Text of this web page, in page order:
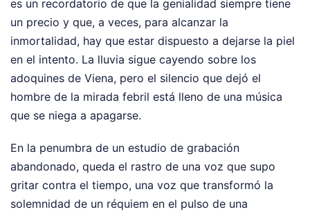
es un recordatorio de que la genialidad siempre tiene
un precio y que, a veces, para alcanzar la
inmortalidad, hay que estar dispuesto a dejarse la piel
en el intento. La lluvia sigue cayendo sobre los
adoquines de Viena, pero el silencio que dejó el
hombre de la mirada febril está lleno de una música
que se niega a apagarse.
En la penumbra de un estudio de grabación
abandonado, queda el rastro de una voz que supo
gritar contra el tiempo, una voz que transformó la
solemnidad de un réquiem en el pulso de una